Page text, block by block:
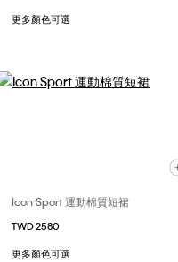
更多顏色可選
Icon Sport 運動棉質短裙
TWD 2580
更多顏色可選